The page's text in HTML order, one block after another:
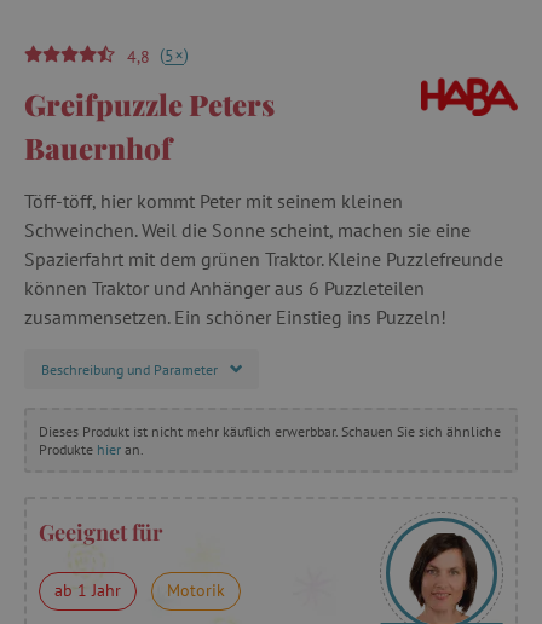
4,8 (5+)
Greifpuzzle Peters
Bauernhof
Töff-töff, hier kommt Peter mit seinem kleinen
Schweinchen. Weil die Sonne scheint, machen sie eine
Spazierfahrt mit dem grünen Traktor. Kleine Puzzlefreunde
können Traktor und Anhänger aus 6 Puzzleteilen
zusammensetzen. Ein schöner Einstieg ins Puzzeln!
Beschreibung und Parameter
Dieses Produkt ist nicht mehr käuflich erwerbbar. Schauen Sie sich ähnliche
Produkte hier an.
Geeignet für
ab 1 Jahr Motorik